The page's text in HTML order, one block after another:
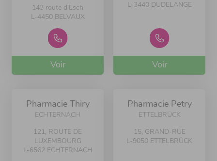
143 route d'Esch
L-4450 BELVAUX
Voir
L-3440 DUDELANGE
Voir
Pharmacie Thiry
ECHTERNACH
121, ROUTE DE
LUXEMBOURG
L-6562 ECHTERNACH
Pharmacie Petry
ETTELBRÜCK
15, GRAND-RUE
L-9050 ETTELBRÜCK